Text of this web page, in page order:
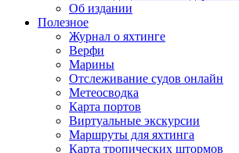
Об издании
Полезное
Журнал о яхтинге
Верфи
Марины
Отслеживание судов онлайн
Метеосводка
Карта портов
Виртуальные экскурсии
Маршруты для яхтинга
Карта тропических штормов